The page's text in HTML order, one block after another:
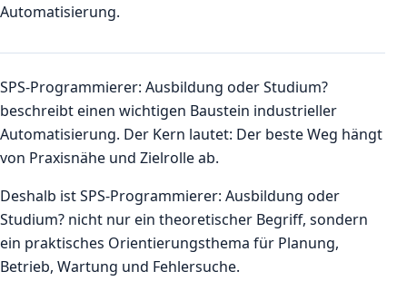
Automatisierung.
SPS-Programmierer: Ausbildung oder Studium?
beschreibt einen wichtigen Baustein industrieller
Automatisierung. Der Kern lautet: Der beste Weg hängt
von Praxisnähe und Zielrolle ab.
Deshalb ist SPS-Programmierer: Ausbildung oder
Studium? nicht nur ein theoretischer Begriff, sondern
ein praktisches Orientierungsthema für Planung,
Betrieb, Wartung und Fehlersuche.